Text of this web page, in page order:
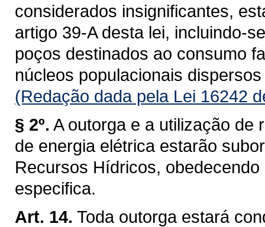
considerados insignificantes,
artigo 39-A desta lei, incluindo-
poços destinados ao consumo
núcleos populacionais
(Redação dada pela Lei 16242
§ 2º. A outorga e a utilização de
de energia elétrica estarão
Recursos Hídricos,
especifica.
Art. 14. Toda outorga estará